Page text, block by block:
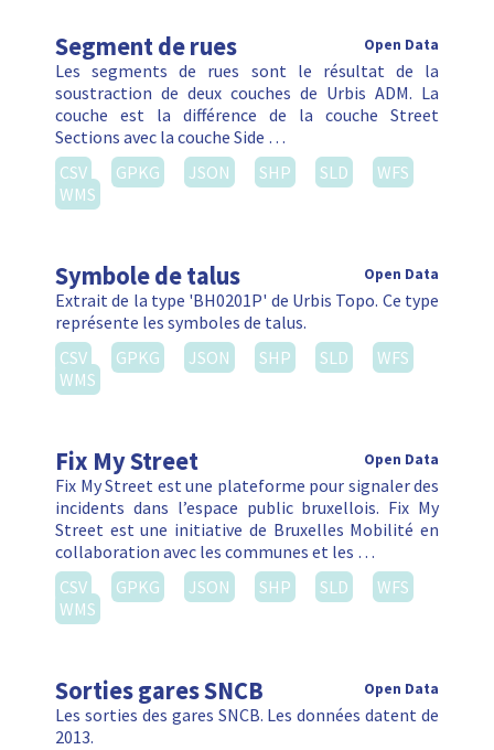
Segment de rues Open Data
Les segments de rues sont le résultat de la
soustraction de deux couches de Urbis ADM. La
couche est la différence de la couche Street
Sections avec la couche Side …
CSV
GPKG JSON SHP SLD
WFS
WMS
Symbole de talus Open Data
Extrait de la type 'BH0201P' de Urbis Topo. Ce type
représente les symboles de talus.
CSV
GPKG JSON SHP SLD
WFS
WMS
Fix My Street Open Data
Fix My Street est une plateforme pour signaler des
incidents dans l’espace public bruxellois. Fix My
Street est une initiative de Bruxelles Mobilité en
collaboration avec les communes et les …
CSV
GPKG JSON SHP SLD
WFS
WMS
Sorties gares SNCB Open Data
Les sorties des gares SNCB. Les données datent de
2013.